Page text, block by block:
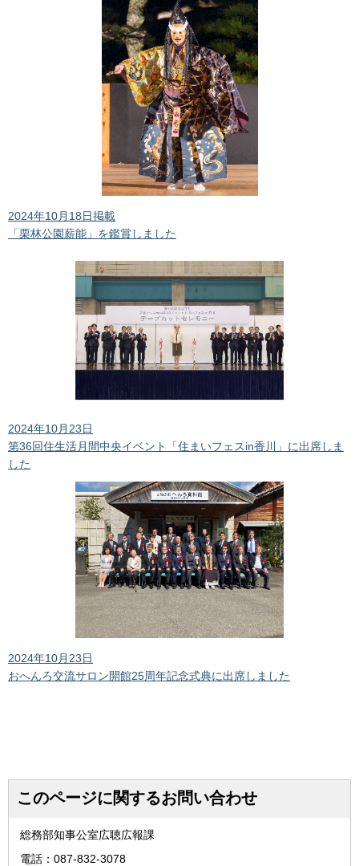
2024年10月18日掲載
「栗林公園薪能」を鑑賞しました
2024年10月23日
第36回住生活月間中央イベント「住まいフェスin香川」に出席しま
した
2024年10月23日
おへんろ交流サロン開館25周年記念式典に出席しました
このページに関するお問い合わせ
総務部知事公室広聴広報課
電話：087-832-3078